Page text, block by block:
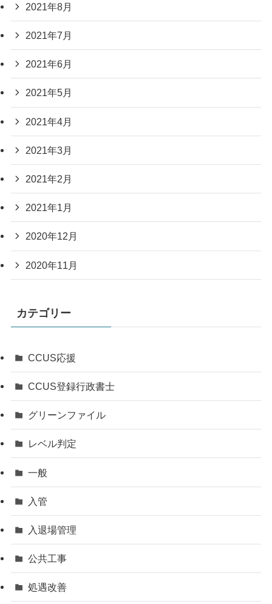
2021年8月
2021年7月
2021年6月
2021年5月
2021年4月
2021年3月
2021年2月
2021年1月
2020年12月
2020年11月
カテゴリー
CCUS応援
CCUS登録行政書士
グリーンファイル
レベル判定
一般
入管
入退場管理
公共工事
処遇改善